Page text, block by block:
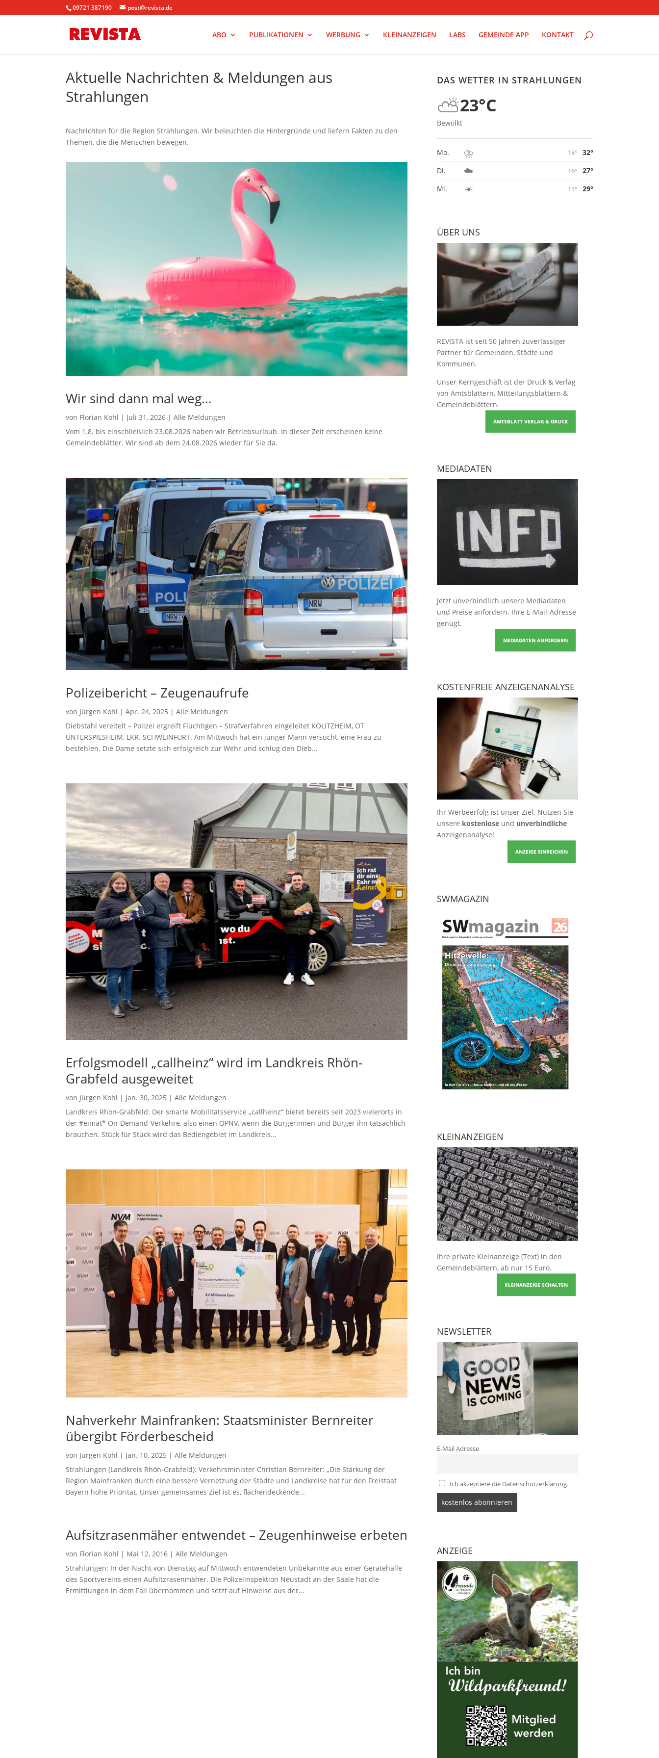
09721 387190 post@revista.de
ABO PUBLIKATIONEN WERBUNG KLEINANZEIGEN LABS GEMEINDE APP KONTAKT
Aktuelle Nachrichten & Meldungen aus
Strahlungen
Nachrichten für die Region Strahlungen. Wir beleuchten die Hintergründe und liefern Fakten zu den
Themen, die die Menschen bewegen.
Wir sind dann mal weg…
von Florian Kohl | Juli 31, 2026 |Alle Meldungen
Vom 1.8. bis einschließlich 23.08.2026 haben wir Betriebsurlaub. In dieser Zeit erscheinen keine
Gemeindeblätter. Wir sind ab dem 24.08.2026 wieder für Sie da.
Polizeibericht – Zeugenaufrufe
von Jürgen Kohl |Apr. 24, 2025 |Alle Meldungen
Diebstahl vereitelt – Polizei ergreift Flüchtigen – Strafverfahren eingeleitet KOLITZHEIM, OT
UNTERSPIESHEIM, LKR. SCHWEINFURT. Am Mittwoch hat ein junger Mann versucht, eine Frau zu
bestehlen. Die Dame setzte sich erfolgreich zur Wehr und schlug den Dieb...
Erfolgsmodell „callheinz“ wird im Landkreis Rhön-
Grabfeld ausgeweitet
von Jürgen Kohl | Jan. 30, 2025 |Alle Meldungen
Landkreis Rhön-Grabfeld: Der smarte Mobilitätsservice „callheinz“ bietet bereits seit 2023 vielerorts in
der #eimat* On-Demand-Verkehre, also einen ÖPNV, wenn die Bürgerinnen und Bürger ihn tatsächlich
brauchen. Stück für Stück wird das Bediengebiet im Landkreis...
Nahverkehr Mainfranken: Staatsminister Bernreiter
übergibt Förderbescheid
von Jürgen Kohl | Jan. 10, 2025 |Alle Meldungen
Strahlungen (Landkreis Rhön-Grabfeld): Verkehrsminister Christian Bernreiter: „Die Stärkung der
Region Mainfranken durch eine bessere Vernetzung der Städte und Landkreise hat für den Freistaat
Bayern hohe Priorität. Unser gemeinsames Ziel ist es, flächendeckende...
Aufsitzrasenmäher entwendet – Zeugenhinweise erbeten
von Florian Kohl | Mai 12, 2016 |Alle Meldungen
Strahlungen: In der Nacht von Dienstag auf Mittwoch entwendeten Unbekannte aus einer Gerätehalle
des Sportvereins einen Aufsitzrasenmäher. Die Polizeiinspektion Neustadt an der Saale hat die
Ermittlungen in dem Fall übernommen und setzt auf Hinweise aus der...
DAS WETTER IN STRAHLUNGEN
⛅23°C
Bewölkt
Mo. ⛈️ 18°
32°
Di.
☁️ 16°
27°
Mi.
☀️ 11° 29°
ÜBER UNS
REVISTA ist seit 50 Jahren zuverlässiger
Partner für Gemeinden, Städte und
Kommunen.
Unser Kerngeschäft ist der Druck & Verlag
von Amtsblättern, Mitteilungsblättern &
Gemeindeblättern.
AMTSBLATT VERLAG & DRUCK
MEDIADATEN
Jetzt unverbindlich unsere Mediadaten
und Preise anfordern. Ihre E-Mail-Adresse
genügt.
MEDIADATEN ANFORDERN
KOSTENFREIE ANZEIGENANALYSE
Ihr Werbeerfolg ist unser Ziel. Nutzen Sie
unsere kostenloseund unverbindliche
Anzeigenanalyse!
ANZEIGE EINREICHEN
SWMAGAZIN
KLEINANZEIGEN
Ihre private Kleinanzeige (Text) in den
Gemeindeblättern, ab nur 15 Euro.
KLEINANZEIGE SCHALTEN
NEWSLETTER
E-Mail Adresse
Ich akzeptiere die Datenschutzerklärung.
ANZEIGE